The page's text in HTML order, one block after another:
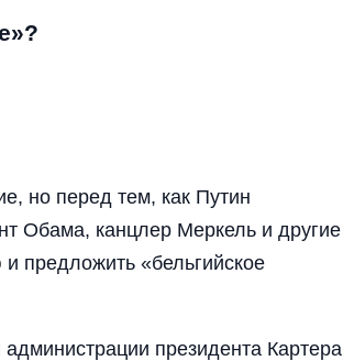
но перед тем, как Путин
Обама, канцлер Меркель и другие
предложить «бельгийское
президента Картера